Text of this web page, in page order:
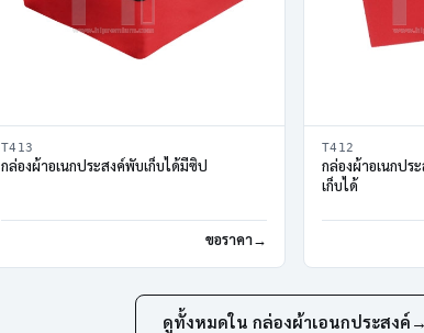
T413
กล่องผ้าอเนกประสงค์พับเก็บได้มีซิป
ขอราคา
T412
กล่องผ้าอเนกป
เก็บได้
ดูทั้งหมดใน กล่องผ้าเอนกประสงค์ →